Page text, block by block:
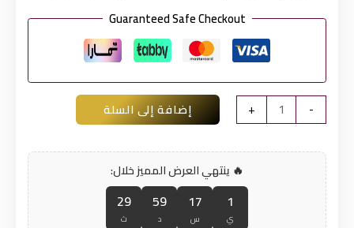
Guaranteed Safe Checkout
-
كمية
كريم
السعودي
الاصلي
+ إضافة إلى السلة
🔥 ينتهي العرض المميز خلال:
1
ي
17
س
59
د
28
ث